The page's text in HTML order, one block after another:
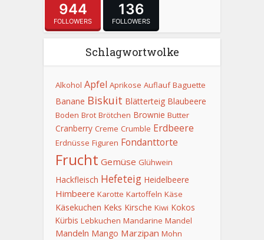
944
FOLLOWERS
136
FOLLOWERS
Schlagwortwolke
Alkohol Apfel Aprikose Auflauf Baguette
Banane Biskuit Blätterteig Blaubeere
Boden Brot Brötchen Brownie Butter
Cranberry Creme Crumble Erdbeere
Erdnüsse Figuren Fondanttorte
Frucht Gemüse Glühwein
Hackfleisch Hefeteig Heidelbeere
Himbeere Karotte Kartoffeln Käse
Käsekuchen Keks Kirsche Kiwi Kokos
Kürbis Lebkuchen Mandarine Mandel
Mandeln Mango Marzipan Mohn